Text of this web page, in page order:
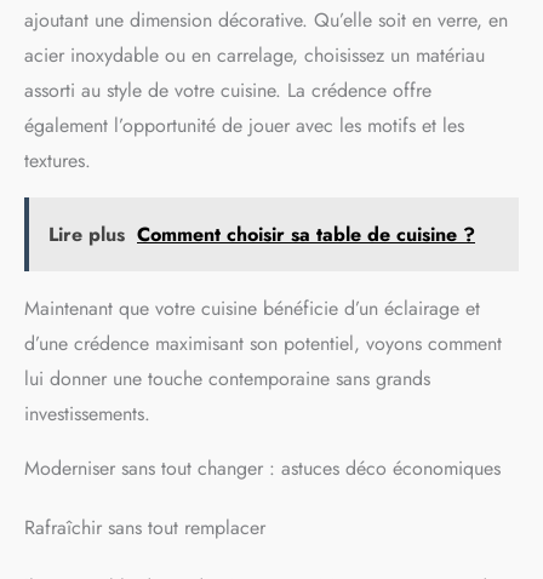
ajoutant une dimension décorative. Qu’elle soit en verre, en
acier inoxydable ou en carrelage, choisissez un matériau
assorti au style de votre cuisine. La crédence offre
également l’opportunité de jouer avec les motifs et les
textures.
Lire plus Comment choisir sa table de cuisine ?
Maintenant que votre cuisine bénéficie d’un éclairage et
d’une crédence maximisant son potentiel, voyons comment
lui donner une touche contemporaine sans grands
investissements.
Moderniser sans tout changer : astuces déco économiques
Rafraîchir sans tout remplacer